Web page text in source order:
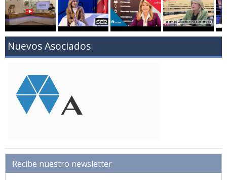
Nuevos Asociados
Recibe nuestro newsletter